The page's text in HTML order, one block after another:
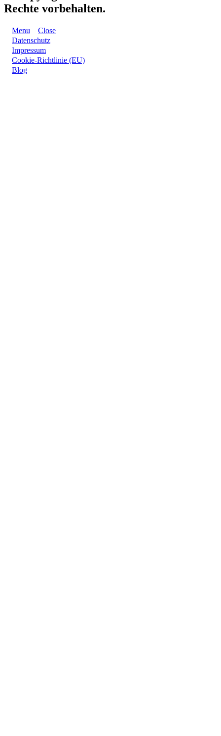
Rechte vorbehalten.
Menu
Close
Datenschutz
Impressum
Cookie-Richtlinie (EU)
Blog